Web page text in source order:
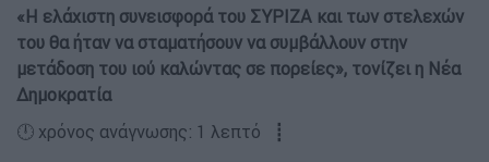
«Η ελάχιστη συνεισφορά του ΣΥΡΙΖΑ και των στελεχών
του θα ήταν να σταματήσουν να συμβάλλουν στην
μετάδοση του ιού καλώντας σε πορείες», τονίζει η Νέα
Δημοκρατία
🕛 χρόνος ανάγνωσης: 1 λεπτό ┋